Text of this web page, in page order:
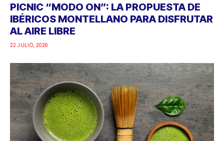
PICNIC “MODO ON”: LA PROPUESTA DE
IBÉRICOS MONTELLANO PARA DISFRUTAR
AL AIRE LIBRE
22 JULIO, 2026